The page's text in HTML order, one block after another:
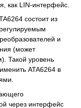
как LIN-интерфейс.
состоит из
и
(может
Такой уровень
ATA6264 в
через интерфейс